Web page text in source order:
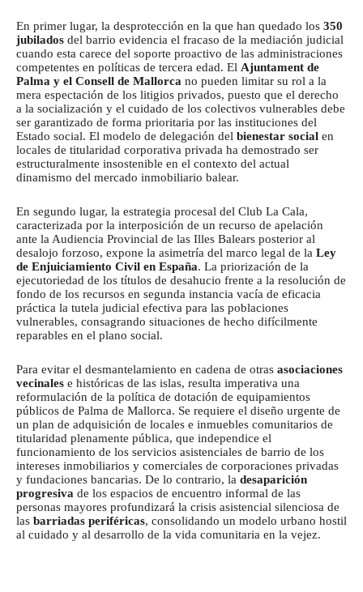
En primer lugar, la desprotección en la que han quedado los 350
jubilados del barrio evidencia el fracaso de la mediación judicial
cuando esta carece del soporte proactivo de las administraciones
competentes en políticas de tercera edad. El Ajuntament de
Palma y el Consell de Mallorca no pueden limitar su rol a la
mera espectación de los litigios privados, puesto que el derecho
a la socialización y el cuidado de los colectivos vulnerables debe
ser garantizado de forma prioritaria por las instituciones del
Estado social. El modelo de delegación del bienestar social en
locales de titularidad corporativa privada ha demostrado ser
estructuralmente insostenible en el contexto del actual
dinamismo del mercado inmobiliario balear.
En segundo lugar, la estrategia procesal del Club La Cala,
caracterizada por la interposición de un recurso de apelación
ante la Audiencia Provincial de las Illes Balears posterior al
desalojo forzoso, expone la asimetría del marco legal de la Ley
de Enjuiciamiento Civil en España. La priorización de la
ejecutoriedad de los títulos de desahucio frente a la resolución de
fondo de los recursos en segunda instancia vacía de eficacia
práctica la tutela judicial efectiva para las poblaciones
vulnerables, consagrando situaciones de hecho difícilmente
reparables en el plano social.
Para evitar el desmantelamiento en cadena de otras asociaciones
vecinales e históricas de las islas, resulta imperativa una
reformulación de la política de dotación de equipamientos
públicos de Palma de Mallorca. Se requiere el diseño urgente de
un plan de adquisición de locales e inmuebles comunitarios de
titularidad plenamente pública, que independice el
funcionamiento de los servicios asistenciales de barrio de los
intereses inmobiliarios y comerciales de corporaciones privadas
y fundaciones bancarias. De lo contrario, la desaparición
progresiva de los espacios de encuentro informal de las
personas mayores profundizará la crisis asistencial silenciosa de
las barriadas periféricas, consolidando un modelo urbano hostil
al cuidado y al desarrollo de la vida comunitaria en la vejez.